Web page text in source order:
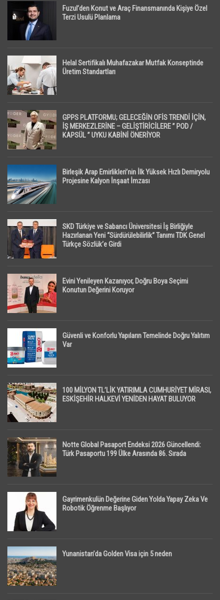
Fuzul’den Konut ve Araç Finansmanında Kişiye Özel
Terzi Usulü Planlama
Helal Sertifikalı Muhafazakar Mutfak Konseptinde
Üretim Standartları
GPPS PLATFORMU; GELECEĞİN OFİS TRENDİ İÇİN,
İŞ MERKEZLERİNE – GELİŞTİRİCİLERE ” POD /
KAPSÜL ” UYKU KABİNİ ÖNERİYOR
Birleşik Arap Emirlikleri’nin İlk Yüksek Hızlı Demiryolu
Projesine Kalyon İnşaat İmzası
SKD Türkiye ve Sabancı Üniversitesi İş Birliğiyle
Hazırlanan Yeni “Sürdürülebilirlik” Tanımı TDK Genel
Türkçe Sözlük’e Girdi
Evini Yenileyen Kazanıyor, Doğru Boya Seçimi
Konutun Değerini Koruyor
Güvenli ve Konforlu Yapıların Temelinde Doğru Yalıtım
Var
100 MİLYON TL’LİK YATIRIMLA CUMHURİYET MİRASI,
ESKİŞEHİR HALKEVİ YENİDEN HAYAT BULUYOR
Notte Global Pasaport Endeksi 2026 Güncellendi:
Türk Pasaportu 199 Ülke Arasında 86. Sırada
Gayrimenkulün Değerine Giden Yolda Yapay Zeka Ve
Robotik Öğrenme Başlıyor
Yunanistan’da Golden Visa için 5 neden